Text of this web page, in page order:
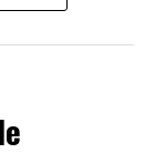
de vară?